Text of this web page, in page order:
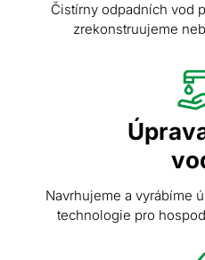
Čistírny odpadních vod
zrekonstruujeme
Navrhujeme a vyrábíme
technologie pro